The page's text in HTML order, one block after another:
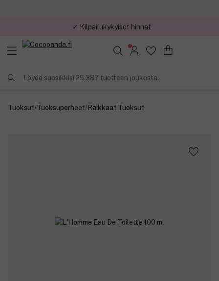
✓ Kilpailukykyiset hinnat
Löydä suosikkisi 25.387 tuotteen joukosta..
Tuoksut/Tuoksuperheet/Raikkaat Tuoksut